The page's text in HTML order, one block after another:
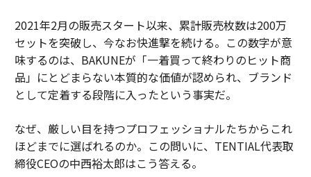
2021年2月の販売スタート以来、累計販売枚数は200万
セットを突破し、今なお快進撃を続ける。この数字が意
味するのは、BAKUNEが「一着買って終わりのヒット商
品」にとどまらない本質的な価値が認められ、ブランド
として定着する段階に入ったという事実だ。
なぜ、厳しい目を持つプロフェッショナルたちからこれ
ほどまでに選ばれるのか。この問いに、TENTIAL代表取
締役CEOの中西裕太郎はこう答える。